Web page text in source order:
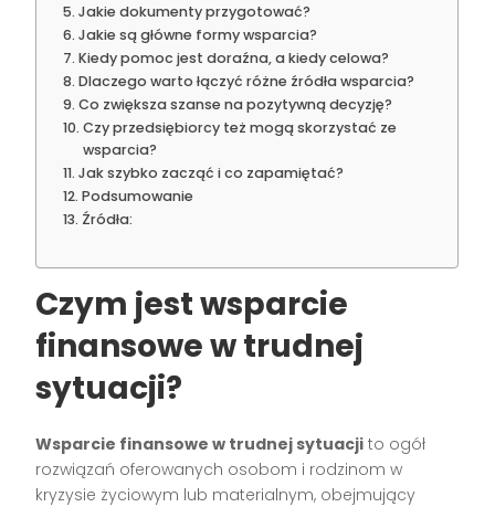
Jakie dokumenty przygotować?
Jakie są główne formy wsparcia?
Kiedy pomoc jest doraźna, a kiedy celowa?
Dlaczego warto łączyć różne źródła wsparcia?
Co zwiększa szanse na pozytywną decyzję?
Czy przedsiębiorcy też mogą skorzystać ze
wsparcia?
Jak szybko zacząć i co zapamiętać?
Podsumowanie
Źródła:
Czym jest wsparcie
finansowe w trudnej
sytuacji?
Wsparcie finansowe w trudnej sytuacji to ogół
rozwiązań oferowanych osobom i rodzinom w
kryzysie życiowym lub materialnym, obejmujący